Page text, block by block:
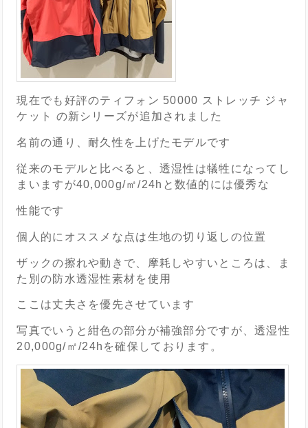
現在でも好評のティフォン 50000 ストレッチ ジャ
ケット
の新シリーズが追加されました
名前の通り、耐久性を上げたモデルです
従来のモデルと比べると、透湿性は犠牲になってし
まいますが40,000g/㎡/24hと数値的には優秀な
性能です
個人的にオススメな点は生地の切り返しの位置
ザックの擦れや動きで、摩耗しやすいところは、ま
た別の防水透湿性素材を使用
ここは丈夫さを優先させています
写真でいうと紺色の部分が補強部分ですが、透湿性
20,000g/㎡/24hを確保しております。